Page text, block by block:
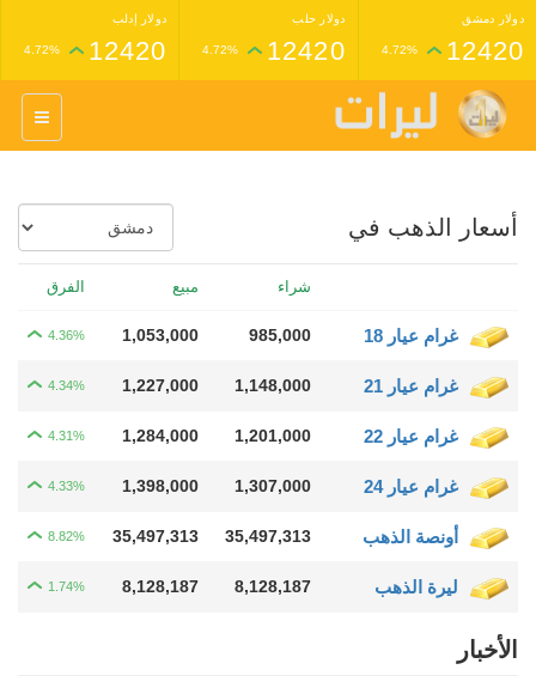
دولار دمشق
12420
4.72%
دولار حلب
12420
4.72%
دولار إدلب
12420
4.72%
غرام عيار 24 ذهب
1,398,000
4.33%
1,227,000
أسعار الذهب في
شراء مبيع الفرق
غرام عيار 18 985,000
1,053,000
4.36%
غرام عيار 21 1,148,000
1,227,000
4.34%
غرام عيار 22 1,201,000
1,284,000
4.31%
غرام عيار 24 1,307,000
1,398,000
4.33%
أونصة الذهب 35,497,313
35,497,313
8.82%
ليرة الذهب 8,128,187
8,128,187
1.74%
الأخبار